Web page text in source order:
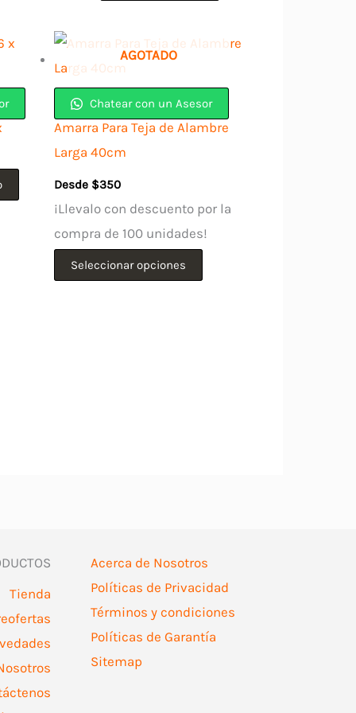
AGOTADO
Chatear con un Asesor
Amarra Para Teja de Alambre
Larga 40cm
Desde $350
¡Llevalo con descuento por la
compra de 100 unidades!
Seleccionar opciones
página
de
producto
Tienda
Acerca de Nosotros
Políticas de Privacidad
Términos y condiciones
Políticas de Garantía
Sitemap